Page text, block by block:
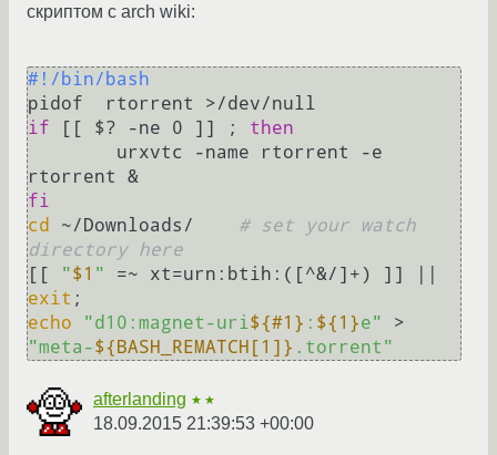
скриптом c arch wiki:
#!/bin/bash
if [[ $? -ne 0 ]] ; then
fi
cd
~/Downloads/ # set your watch
directory here
[[
"$1 "
exit
echo
"d10:magnet-uri${#1} : ${1}e"
"meta-${BASH_REMATCH[1]} .torrent"
afterlanding ★★
18.09.2015 21:39:53 +00:00